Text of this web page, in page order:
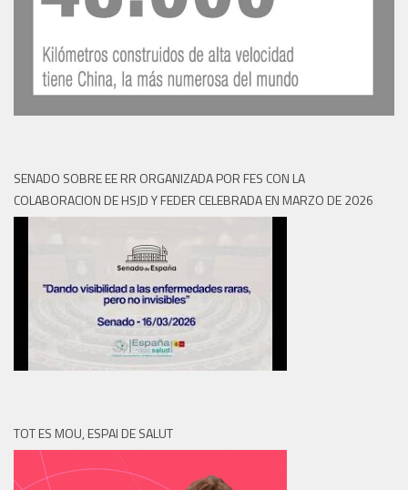
SENADO SOBRE EE RR ORGANIZADA POR FES CON LA
COLABORACION DE HSJD Y FEDER CELEBRADA EN MARZO DE 2026
TOT ES MOU, ESPAI DE SALUT